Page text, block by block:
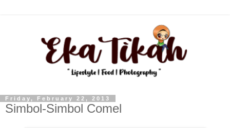
Friday, February 22, 2013
Simbol-Simbol Comel